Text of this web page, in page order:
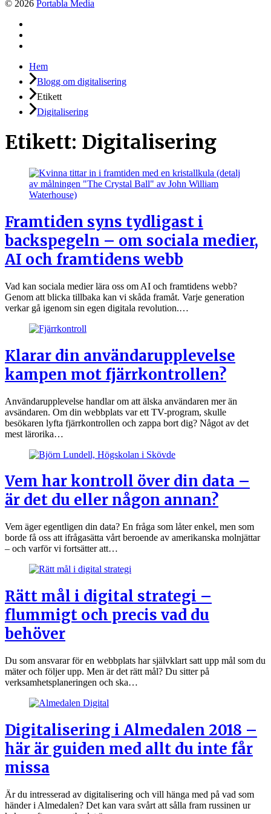
© 2026 Portabla Media
Hem
Blogg om digitalisering
Etikett
Digitalisering
Etikett: Digitalisering
Framtiden syns tydligast i
backspegeln – om sociala medier,
AI och framtidens webb
Vad kan sociala medier lära oss om AI och framtidens webb?
Genom att blicka tillbaka kan vi skåda framåt. Varje generation
verkar gå igenom sin egen digitala revolution.…
Klarar din användarupplevelse
kampen mot fjärrkontrollen?
Användarupplevelse handlar om att älska användaren mer än
avsändaren. Om din webbplats var ett TV-program, skulle
besökaren lyfta fjärrkontrollen och zappa bort dig? Något av det
mest lärorika…
Vem har kontroll över din data –
är det du eller någon annan?
Vem äger egentligen din data? En fråga som låter enkel, men som
borde få oss att ifrågasätta vårt beroende av amerikanska molnjättar
– och varför vi fortsätter att…
Rätt mål i digital strategi –
flummigt och precis vad du
behöver
Du som ansvarar för en webbplats har självklart satt upp mål som du
mäter och följer upp. Men är det rätt mål? Du sitter på
verksamhetsplaneringen och ska…
Digitalisering i Almedalen 2018 –
här är guiden med allt du inte får
missa
Är du intresserad av digitalisering och vill hänga med på vad som
händer i Almedalen? Det kan vara svårt att sålla fram russinen ur